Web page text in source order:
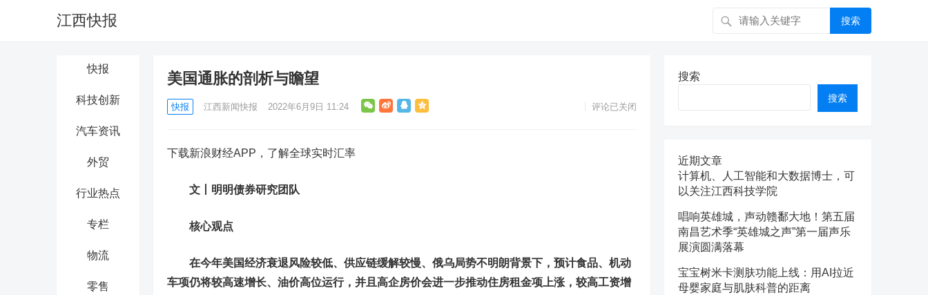
江西快报 搜索
快报
科技创新
汽车资讯
外贸
行业热点
专栏
物流
零售
美国通胀的剖析与瞻望
快报 江西新闻快报 2022年6月9日 11:24 评论已关闭
下载新浪财经APP，了解全球实时汇率
文 丨明明债券研究团队
核心观点
在今年美国经济衰退风险较低、供应链缓解较慢、俄乌局势不明朗背景下，预计食品、机动
车项仍将较高速增长、油价高位运行，并且高企房价会进一步推动住房租金项上涨，较高工资增
搜索
搜索
近期文章
计算机、人工智能和大数据博士，可
以关注江西科技学院
唱响英雄城，声动赣鄱大地！第五届
南昌艺术季“英雄城之声”第一届声乐
展演圆满落幕
宝宝树米卡测肤功能上线：用AI拉近
母婴家庭与肌肤科普的距离